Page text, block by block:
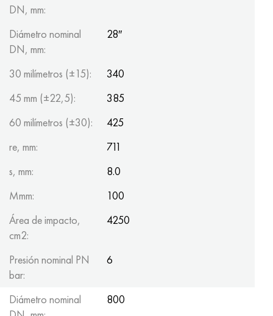
DN, mm:
Diámetro nominal
DN, mm:
28″
30 milímetros (±15):
340
45 mm (±22,5):
385
60 milímetros (±30):
425
re, mm:
711
s, mm:
8.0
Mmm:
100
Área de impacto,
cm2:
4250
Presión nominal PN
bar:
6
Diámetro nominal
800